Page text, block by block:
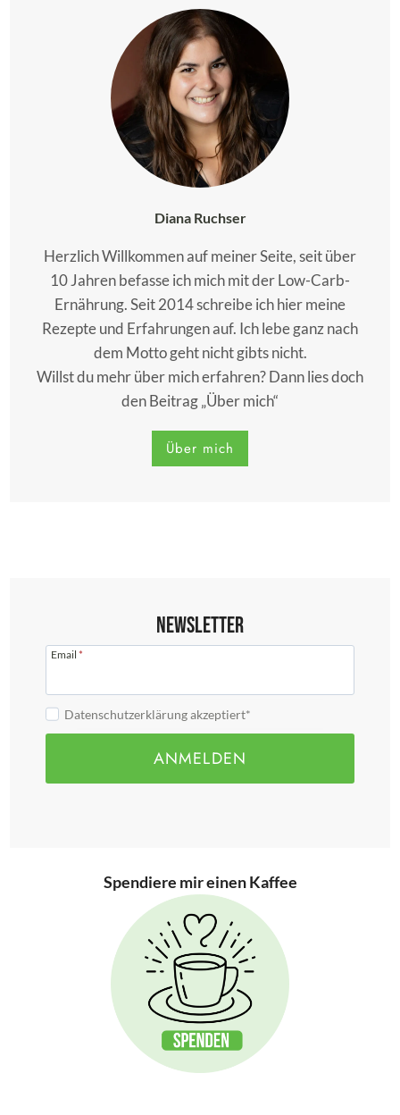
Diana Ruchser
Herzlich Willkommen auf meiner Seite, seit über
10 Jahren befasse ich mich mit der Low-Carb-
Ernährung. Seit 2014 schreibe ich hier meine
Rezepte und Erfahrungen auf. Ich lebe ganz nach
dem Motto geht nicht gibts nicht.
Willst du mehr über mich erfahren? Dann lies doch
den Beitrag „Über mich“
Über mich
Newsletter
Email *
Datenschutzerklärung akzeptiert*
ANMELDEN
Spendiere mir einen Kaffee